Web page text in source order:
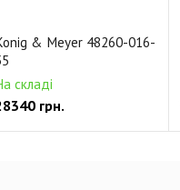
& Meyer 48260-016-
складі
грн.